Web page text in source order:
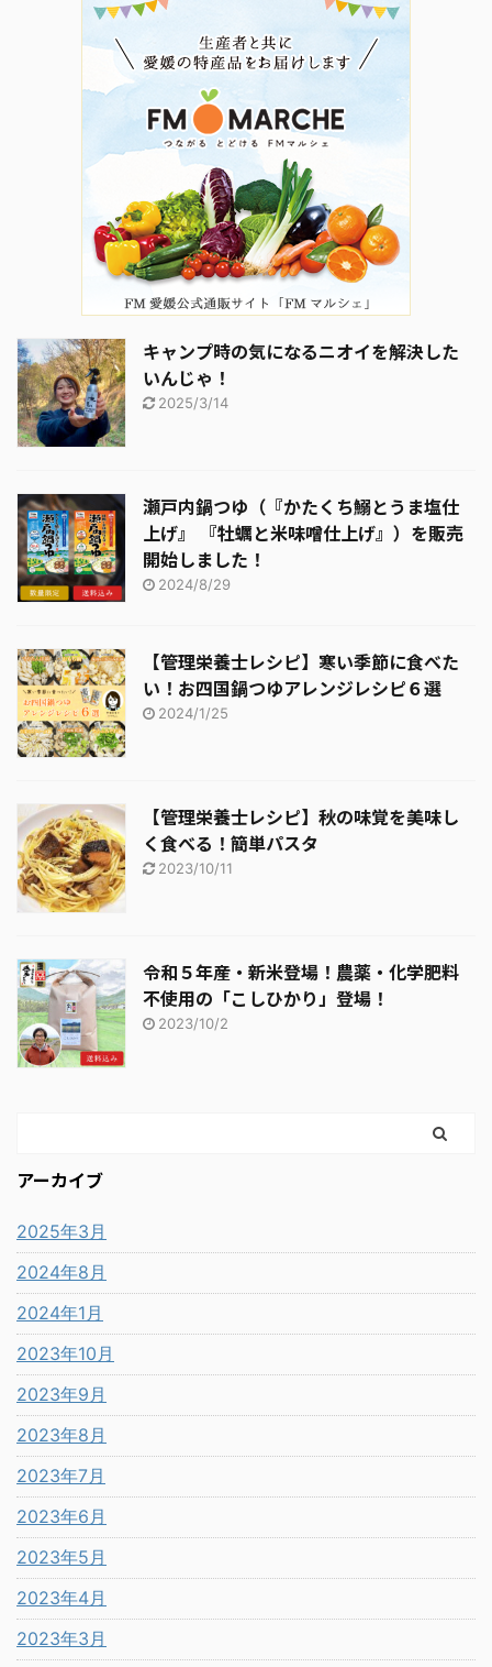
キャンプ時の気になるニオイを解決した
いんじゃ！
2025/3/14
瀬戸内鍋つゆ（『かたくち鰯とうま塩仕
上げ』 『牡蠣と米味噌仕上げ』）を販売
開始しました！
2024/8/29
【管理栄養士レシピ】寒い季節に食べた
い！お四国鍋つゆアレンジレシピ６選
2024/1/25
【管理栄養士レシピ】秋の味覚を美味し
く食べる！簡単パスタ
2023/10/11
令和５年産・新米登場！農薬・化学肥料
不使用の「こしひかり」登場！
2023/10/2
アーカイブ
2025年3月
2024年8月
2024年1月
2023年10月
2023年9月
2023年8月
2023年7月
2023年6月
2023年5月
2023年4月
2023年3月